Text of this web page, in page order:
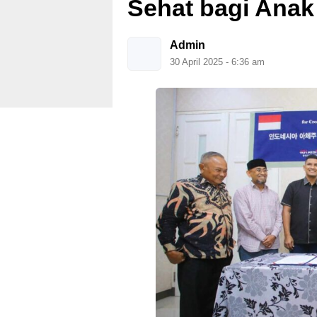
Sehat bagi Anak
Admin
30 April 2025 - 6:36 am